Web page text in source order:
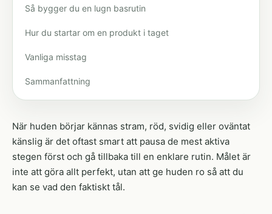
Så bygger du en lugn basrutin
Hur du startar om en produkt i taget
Vanliga misstag
Sammanfattning
När huden börjar kännas stram, röd, svidig eller oväntat
känslig är det oftast smart att pausa de mest aktiva
stegen först och gå tillbaka till en enklare rutin. Målet är
inte att göra allt perfekt, utan att ge huden ro så att du
kan se vad den faktiskt tål.